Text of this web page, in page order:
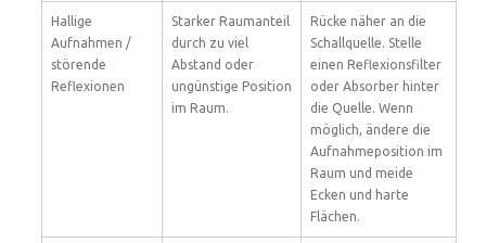
Hallige
Aufnahmen /
störende
Reflexionen
Starker Raumanteil
durch zu viel
Abstand oder
ungünstige Position
im Raum.
Rücke näher an die
Schallquelle. Stelle
einen Reflexionsfilter
oder Absorber hinter
die Quelle. Wenn
möglich, ändere die
Aufnahmeposition im
Raum und meide
Ecken und harte
Flächen.